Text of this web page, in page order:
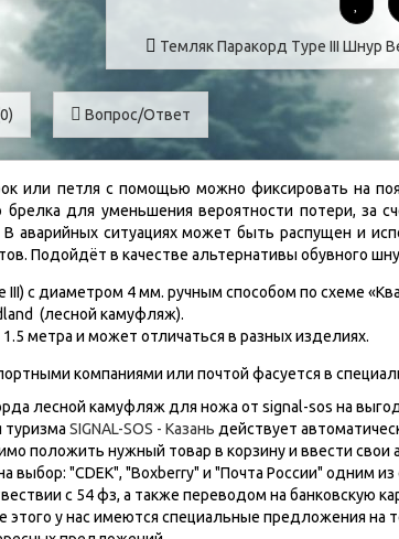
Темляк Паракорд Type III Шнур
Вопрос/Ответ
или петля с помощью можно фиксировать на
для уменьшения вероятности потери, за
В аварийных ситуациях может быть распущен и
Подойдёт в качестве альтернативы обувного
III) с диаметром 4 мм. ручным способом по схеме
(лесной камуфляж).
метра и может отличаться в разных изделиях.
компаниями или почтой фасуется в
лесной камуфляж для ножа от signal-sos на
туризма SIGNAL-SOS - Казань действует
положить нужный товар в корзину и ввести
выбор: "CDEK", "Boxberry" и "Почта России" одним
с 54 фз, а также переводом на банковскую
этого у нас имеются cпециальные предложения на